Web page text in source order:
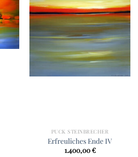
PUCK STEINBRECHER
Erfreuliches Ende IV
1.400,00€